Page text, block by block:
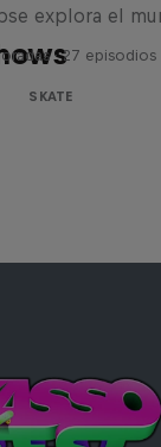
explora el
· 27 episodios
SKATE